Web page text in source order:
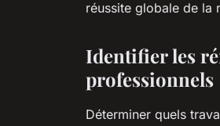
réussite globale de la
Identifier les
professionnels
Déterminer quels